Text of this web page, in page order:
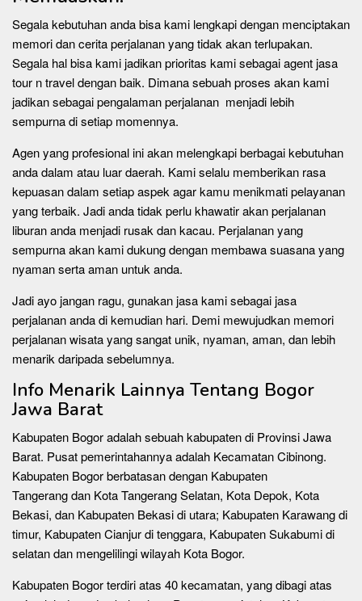
Segala kebutuhan anda bisa kami lengkapi dengan menciptakan
memori dan cerita perjalanan yang tidak akan terlupakan.
Segala hal bisa kami jadikan prioritas kami sebagai agent jasa
tour n travel dengan baik. Dimana sebuah proses akan kami
jadikan sebagai pengalaman perjalanan menjadi lebih
sempurna di setiap momennya.
Agen yang profesional ini akan melengkapi berbagai kebutuhan
anda dalam atau luar daerah. Kami selalu memberikan rasa
kepuasan dalam setiap aspek agar kamu menikmati pelayanan
yang terbaik. Jadi anda tidak perlu khawatir akan perjalanan
liburan anda menjadi rusak dan kacau. Perjalanan yang
sempurna akan kami dukung dengan membawa suasana yang
nyaman serta aman untuk anda.
Jadi ayo jangan ragu, gunakan jasa kami sebagai jasa
perjalanan anda di kemudian hari. Demi mewujudkan memori
perjalanan wisata yang sangat unik, nyaman, aman, dan lebih
menarik daripada sebelumnya.
Info Menarik Lainnya Tentang Bogor
Jawa Barat
Kabupaten Bogor adalah sebuah kabupaten di Provinsi Jawa
Barat. Pusat pemerintahannya adalah Kecamatan Cibinong.
Kabupaten Bogor berbatasan dengan Kabupaten
Tangerang dan Kota Tangerang Selatan, Kota Depok, Kota
Bekasi, dan Kabupaten Bekasi di utara; Kabupaten Karawang di
timur, Kabupaten Cianjur di tenggara, Kabupaten Sukabumi di
selatan dan mengelilingi wilayah Kota Bogor.
Kabupaten Bogor terdiri atas 40 kecamatan, yang dibagi atas